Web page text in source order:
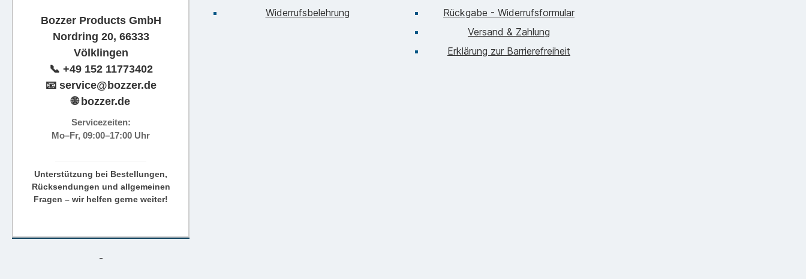
Bozzer Products GmbH
Nordring 20, 66333
Völklingen
📞 +49 152 11773402
📧 service@bozzer.de
🌐 bozzer.de
Servicezeiten:
Mo–Fr, 09:00–17:00 Uhr
Unterstützung bei Bestellungen,
Rücksendungen und allgemeinen
Fragen – wir helfen gerne weiter!
-
Widerrufsbelehrung
Rückgabe - Widerrufsformular
Versand & Zahlung
Erklärung zur Barrierefreiheit